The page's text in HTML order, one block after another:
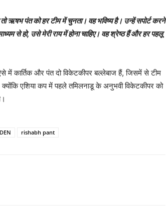
ऋषभ पंत को हर टीम में चुनता। वह भविष्य है। उन्हें सपोर्ट करने
से हो, उसे मेरी राय में होना चाहिए। वह श्रेष्ठ हैं और हर पहलू
में कार्तिक और पंत दो विकेटकीपर बल्लेबाज हैं, जिसमें से टीम
एशिया कप में पहले तमिलनाडू के अनुभवी विकेटकीपर को
rishabh pant